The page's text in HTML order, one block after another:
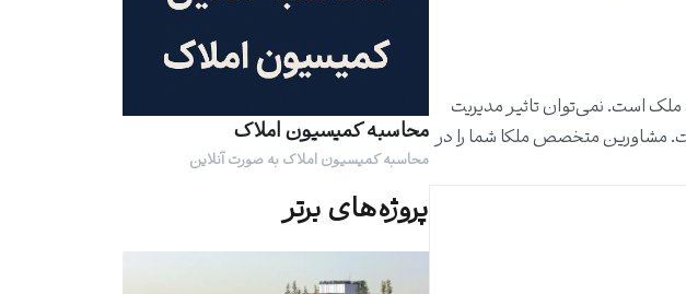
مصوبات جدید دولت ۱۴۰۰ برای آمار و نرخ خرید ملک است. نمی‌توان تاثیر مدیریت
مشاورین متخصص ملکاشما را در محاسبه کمیسیون املاک
محاسبه کمیسیون املاک به صورت آنلاین
پروژه‌های برتر